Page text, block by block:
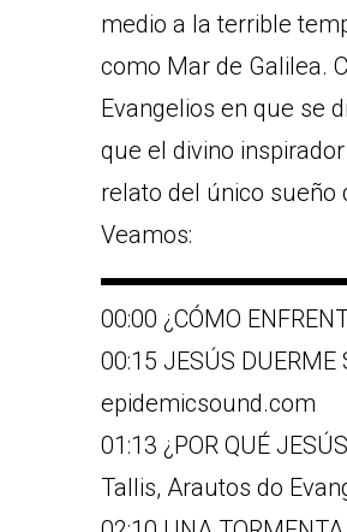
medio a la terrible
como Mar de Galilea.
Evangelios en que se
que el divino
relato del único sueño
Veamos:
00:00 ¿CÓMO
00:15 JESÚS
epidemicsound.com
01:13 ¿POR QUÉ
Tallis, Arautos do